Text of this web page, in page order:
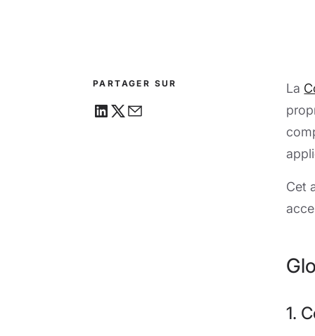
PARTAGER SUR La
Cet
1.